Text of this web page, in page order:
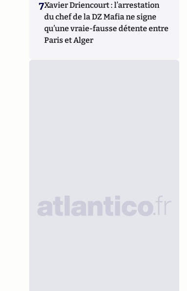
7Xavier Driencourt : l’arrestation
du chef de la DZ Mafia ne signe
qu’une vraie-fausse détente entre
Paris et Alger